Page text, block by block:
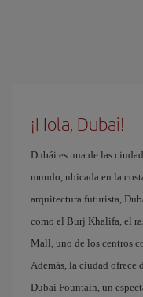
¡Hola, Dubai!
Dubái es una de las
mundo, ubicada en la
arquitectura futurista,
como el Burj Khalifa, el
Mall, uno de los centros
Además, la ciudad ofrece
Dubai Fountain, un